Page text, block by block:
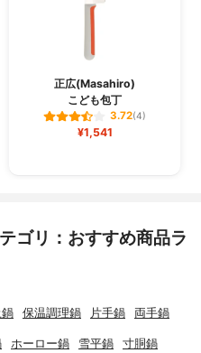
正広(Masahiro)
こども包丁
3.72(4)
¥1,541
ゴリ：おすすめ商品ラ
鍋 保温調理鍋 片手鍋 両手鍋
ホーロー鍋 雪平鍋 寸胴鍋